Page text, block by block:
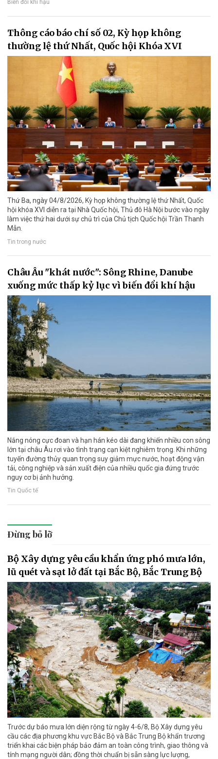
Biến đổi khí hậu
Thông cáo báo chí số 02, Kỳ họp không
thường lệ thứ Nhất, Quốc hội Khóa XVI
Thứ Ba, ngày 04/8/2026, Kỳ họp không thường lệ thứ Nhất, Quốc
hội khóa XVI diễn ra tại Nhà Quốc hội, Thủ đô Hà Nội bước vào ngày
làm việc thứ hai dưới sự chủ trì của Chủ tịch Quốc hội Trần Thanh
Mẫn.
Tin trong nước
Châu Âu "khát nước": Sông Rhine, Danube
xuống mức thấp kỷ lục vì biến đổi khí hậu
Nắng nóng cực đoan và hạn hán kéo dài đang khiến nhiều con sông
lớn tại châu Âu rơi vào tình trạng cạn kiệt nghiêm trọng. Khi những
tuyến đường thủy quan trọng suy giảm mực nước, hoạt động vận
tải, công nghiệp và sản xuất điện của nhiều quốc gia đứng trước
nguy cơ bị ảnh hưởng.
Tin Quốc tế
Đừng bỏ lỡ
Bộ Xây dựng yêu cầu khẩn ứng phó mưa lớn,
lũ quét và sạt lở đất tại Bắc Bộ, Bắc Trung Bộ
Trước dự báo mưa lớn diện rộng từ ngày 4-6/8, Bộ Xây dựng yêu
cầu các địa phương khu vực Bắc Bộ và Bắc Trung Bộ khẩn trương
triển khai các biện pháp bảo đảm an toàn công trình, giao thông và
tính mạng người dân; đồng thời chuẩn bị sẵn sàng lực lượng,